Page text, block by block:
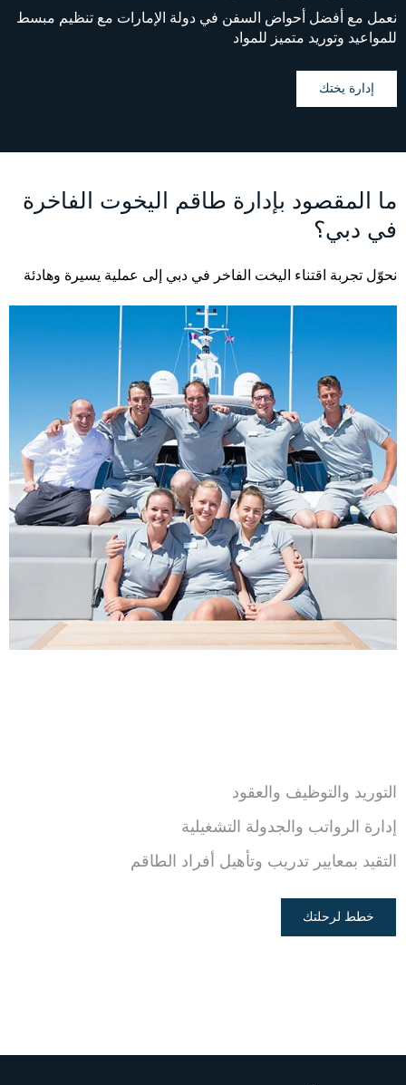
نعمل مع أفضل أحواض السفن في دولة الإمارات مع تنظيم مبسط
للمواعيد وتوريد متميز للمواد
إدارة يختك
ما المقصود بإدارة طاقم اليخوت الفاخرة
في دبي؟
نحوّل تجربة اقتناء اليخت الفاخر في دبي إلى عملية يسيرة وهادئة
التوريد والتوظيف والعقود
إدارة الرواتب والجدولة التشغيلية
التقيد بمعايير تدريب وتأهيل أفراد الطاقم
خطط لرحلتك